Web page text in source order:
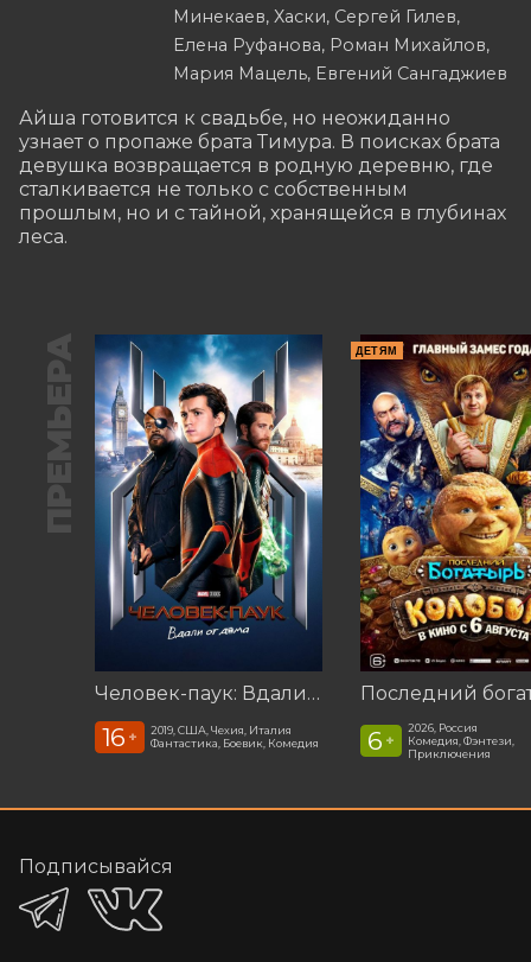
Минекаев, Хаски, Сергей Гилев,
Елена Руфанова, Роман Михайлов,
Мария Мацель, Евгений Сангаджиев
Айша готовится к свадьбе, но неожиданно
узнает о пропаже брата Тимура. В поисках брата
девушка возвращается в родную деревню, где
сталкивается не только с собственным
прошлым, но и с тайной, хранящейся в глубинах
леса.
ПРЕМЬЕРА
Человек-паук: Вдали от дома (2019)
16 +
2019, США, Чехия, Италия
Фантастика, Боевик, Комедия
ДЕТЯМ
6 +
2026, Россия
Комедия, Фэнтези,
Приключения
Подписывайся